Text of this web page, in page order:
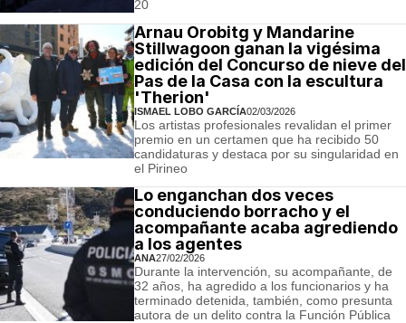
20
Arnau Orobitg y Mandarine
Stillwagoon ganan la vigésima
edición del Concurso de nieve del
Pas de la Casa con la escultura
'Therion'
ISMAEL LOBO GARCÍA02/03/2026
Los artistas profesionales revalidan el primer
premio en un certamen que ha recibido 50
candidaturas y destaca por su singularidad en
el Pirineo
Lo enganchan dos veces
conduciendo borracho y el
acompañante acaba agrediendo
a los agentes
ANA27/02/2026
Durante la intervención, su acompañante, de
32 años, ha agredido a los funcionarios y ha
terminado detenida, también, como presunta
autora de un delito contra la Función Pública